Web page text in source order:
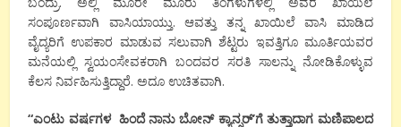
ಸಂಪೂರ್ಣವಾಗಿ ವಾಸಿಯಾಯ್ತು. ಆವತ್ತು ತನ್ನ ಖಾಯಿಲೆ ವಾಸಿ ಮಾಡಿದ
ವೈದ್ಯರಿಗೆ ಉಪಕಾರ ಮಾಡುವ ಸಲುವಾಗಿ ಶೆಟ್ಟರು ಇವತ್ತಿಗೂ ಮೂರ್ತಿಯವರ
ಮನೆಯಲ್ಲಿ ಸ್ವಯಂಸೇವಕರಾಗಿ ಬಂದವರ ಸರತಿ ಸಾಲನ್ನು ನೋಡಿಕೊಳ್ಳುವ
ಕೆಲಸ ನಿರ್ವಹಿಸುತ್ತಿದ್ದಾರೆ. ಅದೂ ಉಚಿತವಾಗಿ.
“ಎಂಟು ವರ್ಷಗಳ ಹಿಂದೆ ನಾನು ಬೋನ್ ಕ್ಯಾನ್ಸರ್’ಗೆ ತುತ್ತಾದಾಗ ಮಣಿಪಾಲದ